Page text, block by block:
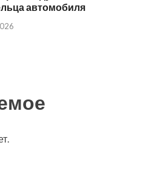
автомобиля